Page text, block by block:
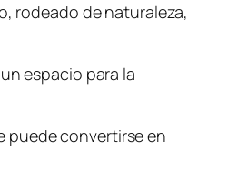
rodeado de naturaleza,
espacio para la
puede convertirse en